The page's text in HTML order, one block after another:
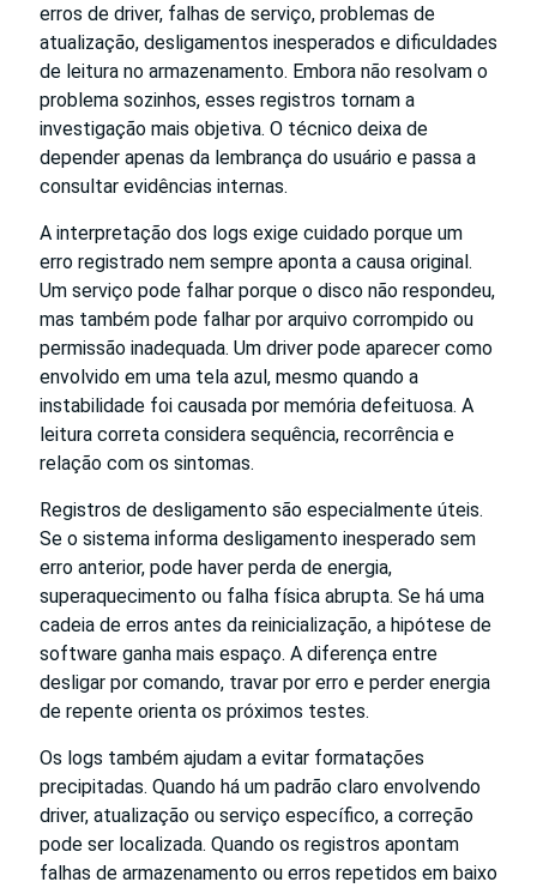
erros de driver, falhas de serviço, problemas de
atualização, desligamentos inesperados e dificuldades
de leitura no armazenamento. Embora não resolvam o
problema sozinhos, esses registros tornam a
investigação mais objetiva. O técnico deixa de
depender apenas da lembrança do usuário e passa a
consultar evidências internas.
A interpretação dos logs exige cuidado porque um
erro registrado nem sempre aponta a causa original.
Um serviço pode falhar porque o disco não respondeu,
mas também pode falhar por arquivo corrompido ou
permissão inadequada. Um driver pode aparecer como
envolvido em uma tela azul, mesmo quando a
instabilidade foi causada por memória defeituosa. A
leitura correta considera sequência, recorrência e
relação com os sintomas.
Registros de desligamento são especialmente úteis.
Se o sistema informa desligamento inesperado sem
erro anterior, pode haver perda de energia,
superaquecimento ou falha física abrupta. Se há uma
cadeia de erros antes da reinicialização, a hipótese de
software ganha mais espaço. A diferença entre
desligar por comando, travar por erro e perder energia
de repente orienta os próximos testes.
Os logs também ajudam a evitar formatações
precipitadas. Quando há um padrão claro envolvendo
driver, atualização ou serviço específico, a correção
pode ser localizada. Quando os registros apontam
falhas de armazenamento ou erros repetidos em baixo